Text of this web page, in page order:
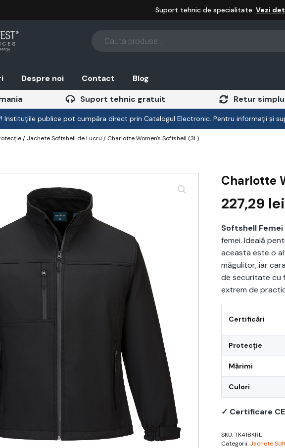
Suport tehnic de specialitate.Vezi
Products
search
Despre noi Contact Blog
Suport tehnic gratuit Retur
Instituțiile publice pot cumpăra direct prin Catalogul Electronic. Pentru informații și
/ Jachete Softshell de Lucru / Charlotte Women's Softshell (3L)
Charlotte
227,29 lei
Softshell
femei. Ideală
aceasta este o
măgulitor, iar
de securitate cu
extrem de
Certificări
Protecție
Mărimi
Culori
✓ Certificare CE
SKU:TK41BKRL
Categorii: Jachete